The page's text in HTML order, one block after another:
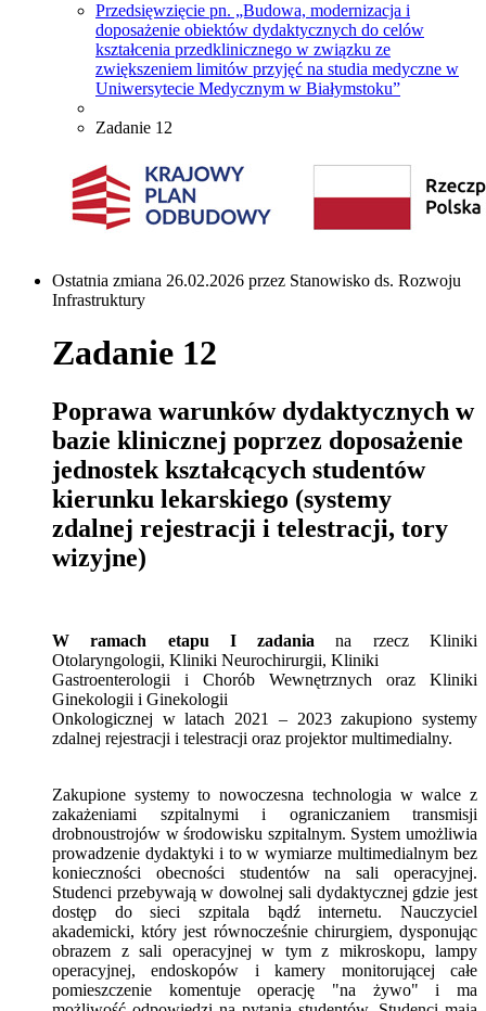
Przedsięwzięcie pn. „Budowa, modernizacja i
doposażenie obiektów dydaktycznych do celów
kształcenia przedklinicznego w związku ze
zwiększeniem limitów przyjęć na studia medyczne w
Uniwersytecie Medycznym w Białymstoku”
Zadanie 12
Ostatnia zmiana 26.02.2026 przez Stanowisko ds. Rozwoju
Infrastruktury
Zadanie 12
Poprawa warunków dydaktycznych w
bazie klinicznej poprzez doposażenie
jednostek kształcących studentów
kierunku lekarskiego (systemy
zdalnej rejestracji i telestracji, tory
wizyjne)
W ramach etapu I zadaniana rzecz Kliniki
Otolaryngologii, Kliniki Neurochirurgii, Kliniki
Gastroenterologii i Chorób Wewnętrznych oraz Kliniki
Ginekologii i Ginekologii
Onkologicznej w latach 2021 – 2023 zakupiono systemy
zdalnej rejestracji i telestracji oraz projektor multimedialny.
Zakupione systemy to nowoczesna technologia w walce z
zakażeniami szpitalnymi i ograniczaniem transmisji
drobnoustrojów w środowisku szpitalnym. System umożliwia
prowadzenie dydaktyki i to w wymiarze multimedialnym bez
konieczności obecności studentów na sali operacyjnej.
Studenci przebywają w dowolnej sali dydaktycznej gdzie jest
dostęp do sieci szpitala bądź internetu. Nauczyciel
akademicki, który jest równocześnie chirurgiem, dysponując
obrazem z sali operacyjnej w tym z mikroskopu, lampy
operacyjnej, endoskopów i kamery monitorującej całe
pomieszczenie komentuje operację "na żywo" i ma